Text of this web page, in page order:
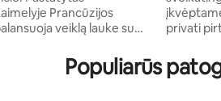
Prancūzijos
veiklą lauke su
apdailą su
akcentais. Lovos yra
įkvėptame liukse.
privati
poilsio
įrengta
Populiarūs